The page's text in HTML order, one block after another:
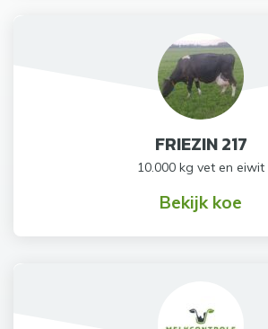
FRIEZIN 217
10.000 kg vet en eiwit
Bekijk koe